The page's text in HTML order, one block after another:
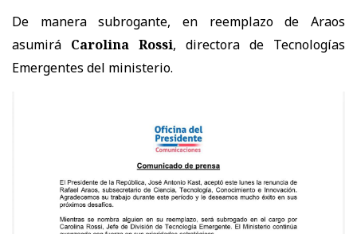
De manera subrogante, en reemplazo de Araos
asumirá Carolina Rossi, directora de Tecnologías
Emergentes del ministerio.